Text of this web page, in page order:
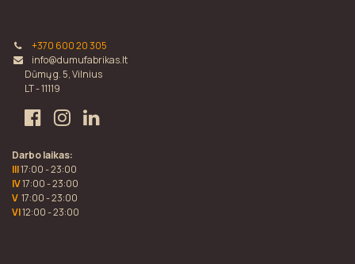
+370 600 20 305
info@dumufabrikas.lt
Dūmų g. 5, Vilnius
LT - 11119
Darbo laikas:
III17:00 - 23:00
IV17:00 - 23:00
V 17:00 - 23:00
VI12:00 - 23:00